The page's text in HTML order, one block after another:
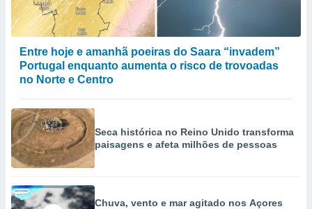
de
ou
de dados
fontes,
melhorar
dados
através
Entre hoje e amanhã poeiras do Saara “invadem”
Portugal enquanto aumenta o risco de trovoadas
no Norte e Centro
Seca histórica no Reino Unido transforma
paisagens e afeta milhões de pessoas
Chuva, vento e mar agitado nos Açores